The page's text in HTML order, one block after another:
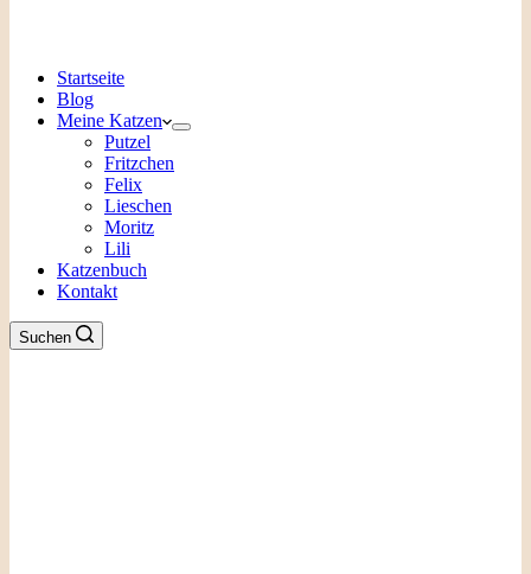
Startseite
Blog
Meine Katzen
Putzel
Fritzchen
Felix
Lieschen
Moritz
Lili
Katzenbuch
Kontakt
Suchen